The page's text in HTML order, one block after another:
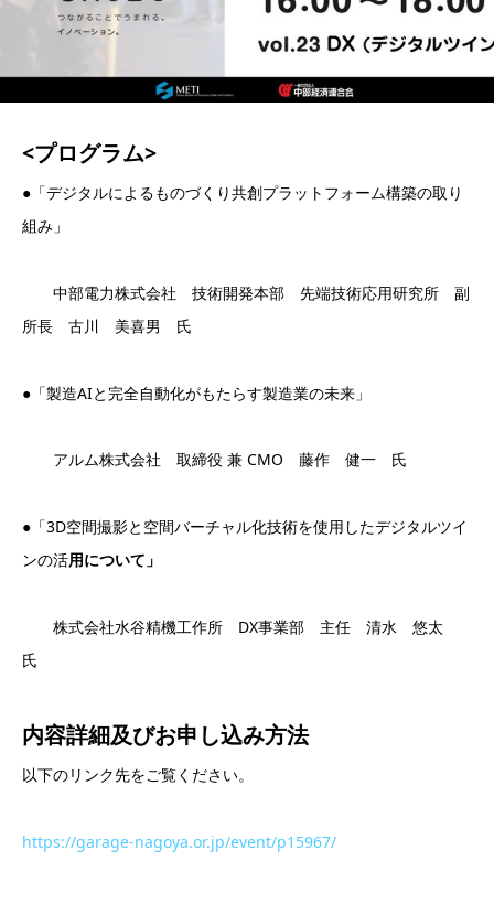
<プログラム>
●「デジタルによるものづくり共創プラットフォーム構築の取り
組み」
中部電力株式会社 技術開発本部 先端技術応用研究所 副
所長 古川 美喜男 氏
●「製造AIと完全自動化がもたらす製造業の未来」
アルム株式会社 取締役 兼 CMO 藤作 健一 氏
●「3D空間撮影と空間バーチャル化技術を使用したデジタルツイ
ンの活用について」
株式会社水谷精機工作所 DX事業部 主任 清水 悠太
氏
内容詳細及びお申し込み方法
以下のリンク先をご覧ください。
https://garage-nagoya.or.jp/event/p15967/